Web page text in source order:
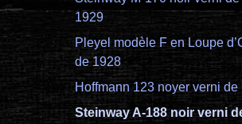
1929
Pleyel modèle F en Loupe
de 1928
Hoffmann 123 noyer verni de
Steinway A-188 noir verni